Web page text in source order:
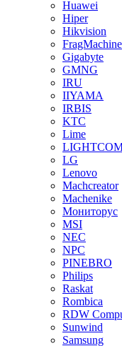
Huawei
Hiper
Hikvision
FragMachine
Gigabyte
GMNG
IRU
IIYAMA
IRBIS
KTC
Lime
LG
Lenovo
Machcreator
Machenike
Мониторус
MSI
NEC
NPC
PINEBRO
Philips
Raskat
Rombica
RDW
Sunwind
Samsung